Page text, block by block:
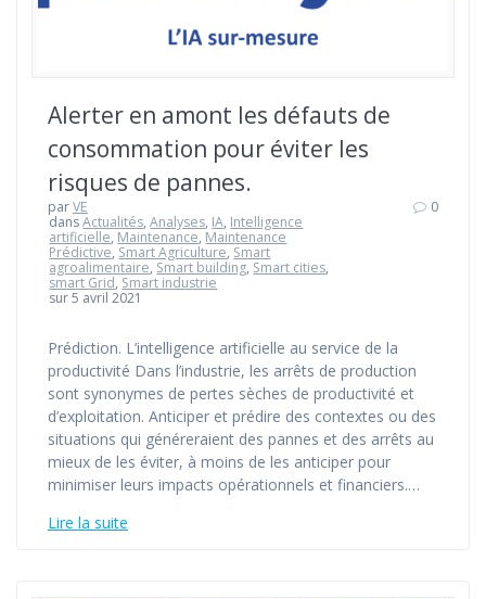
Alerter en amont les défauts de
consommation pour éviter les
risques de pannes.
parVE
dansActualités,Analyses, IA, Intelligence
artificielle, Maintenance, Maintenance
Prédictive, Smart Agriculture, Smart
agroalimentaire, Smart building, Smart cities,
smart Grid, Smart industrie
sur 5 avril 2021
0
Prédiction. L’intelligence artificielle au service de la
productivité Dans l’industrie, les arrêts de production
sont synonymes de pertes sèches de productivité et
d’exploitation. Anticiper et prédire des contextes ou des
situations qui généreraient des pannes et des arrêts au
mieux de les éviter, à moins de les anticiper pour
minimiser leurs impacts opérationnels et financiers.…
Lire la suite